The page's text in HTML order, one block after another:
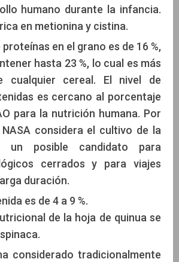
humano durante la infancia.
en metionina y cistina.
en el grano es de 16 %,
hasta 23 %, lo cual es más
cualquier cereal. El nivel de
es cercano al porcentaje
para la nutrición humana. Por
considera el cultivo de la
un posible candidato para
cerrados y para viajes
duración.
es de 4 a 9 %.
de la hoja de quinua se
considerado tradicionalmente